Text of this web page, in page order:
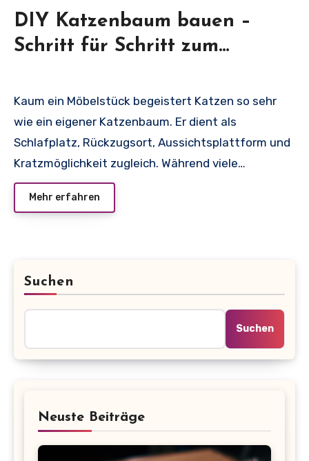
DIY Katzenbaum bauen –
Schritt für Schritt zum
Kaum ein Möbelstück begeistert Katzen so sehr
wie ein eigener Katzenbaum. Er dient als
Schlafplatz, Rückzugsort, Aussichtsplattform und
Kratzmöglichkeit zugleich. Während viele…
Mehr erfahren
Suchen
Suchen
Neuste Beiträge